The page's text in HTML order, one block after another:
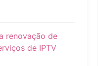
renovação de
de IPTV